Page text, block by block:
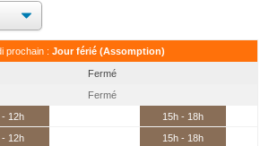
prochain : Jour férié (Assomption)
Fermé
Fermé
- 12h
15h - 18h
- 12h
15h - 18h